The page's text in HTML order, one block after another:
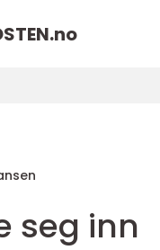
no
seg inn